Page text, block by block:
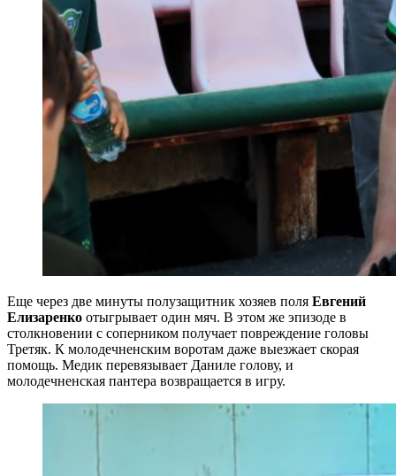
Еще через две минуты полузащитник хозяев поля Евгений
Елизаренко отыгрывает один мяч. В этом же эпизоде в
столкновении с соперником получает повреждение головы
Третяк. К молодечненским воротам даже выезжает скорая
помощь. Медик перевязывает Даниле голову, и
молодечненская пантера возвращается в игру.